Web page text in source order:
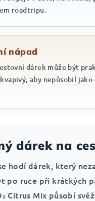
roadtripu.
nápad
dárek může být
aby nepůsobil jako
dárek na
hodí dárek, který
po ruce při krátkých
Citrus Mix působí